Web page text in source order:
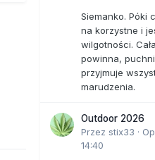
Siemanko. Póki
na korzystne i
wilgotności.
powinna,
przyjmuje
marudzenia.
Outdoor 2026
Przez stix33 ·
14:40